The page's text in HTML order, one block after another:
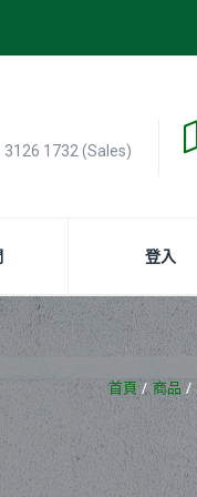
1732 (Sales)
登入
首頁 商品